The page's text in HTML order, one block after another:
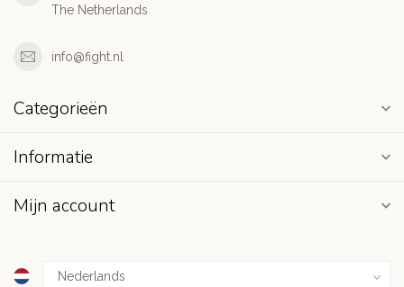
The Netherlands
info@fight.nl
Categorieën
Informatie
Mijn account